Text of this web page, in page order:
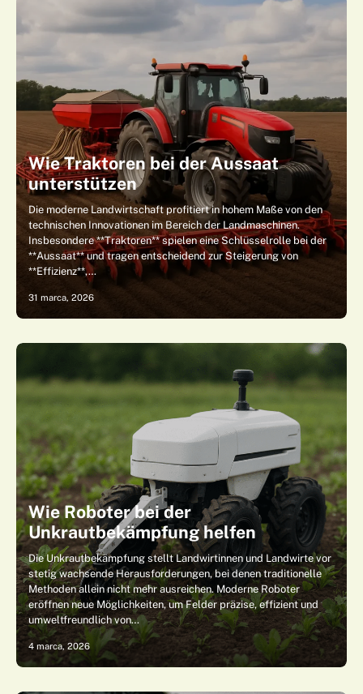
Wie Traktoren bei der Aussaat
unterstützen
Die moderne Landwirtschaft profitiert in hohem Maße von den
technischen Innovationen im Bereich der Landmaschinen.
Insbesondere **Traktoren** spielen eine Schlüsselrolle bei der
**Aussaat** und tragen entscheidend zur Steigerung von
**Effizienz**,…
31 marca, 2026
Wie Roboter bei der
Unkrautbekämpfung helfen
Die Unkrautbekämpfung stellt Landwirtinnen und Landwirte vor
stetig wachsende Herausforderungen, bei denen traditionelle
Methoden allein nicht mehr ausreichen. Moderne Roboter
eröffnen neue Möglichkeiten, um Felder präzise, effizient und
umweltfreundlich von…
4 marca, 2026